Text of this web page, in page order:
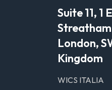
Suite 11, 1
London,
Kingdom
WICS ITALIA